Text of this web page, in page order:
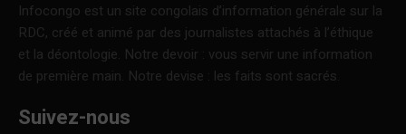
Infocongo est un site congolais d’information générale sur la
RDC, créé et animé par des journalistes attachés à l’éthique
et la déontologie. Notre devoir : vous servir une information
de première main. Notre devise : les faits sont sacrés.
Suivez-nous